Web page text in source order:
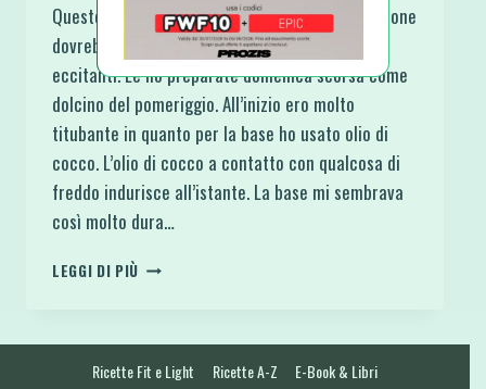
Queste Keto Mini Cheesecake Cacao e Mascarpone
dovrebbero essere vietate per quanto sono
eccitanti. Le ho preparate domenica scorsa come
dolcino del pomeriggio. All’inizio ero molto
titubante in quanto per la base ho usato olio di
cocco. L’olio di cocco a contatto con qualcosa di
freddo indurisce all’istante. La base mi sembrava
così molto dura…
LEGGI DI PIÙ KETO
MASCARPONE
Ricette Fit e Light Ricette A-Z E-Book & Libri